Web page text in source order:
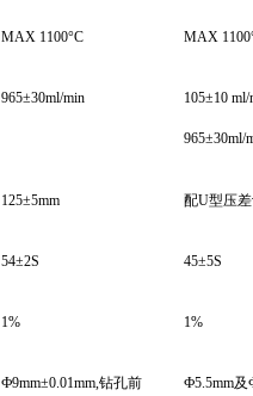
MAX 1100°C MAX
965±30ml/min 105±10 ml/
965±30ml/
125±5mm 配U型压
54±2S 45±5S
1% 1%
Ф9mm±0.01mm,钻孔前
Ф5.5mm及